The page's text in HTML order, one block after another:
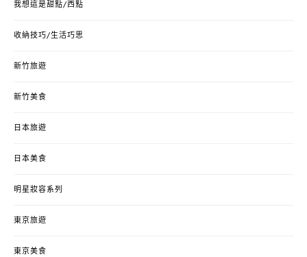
我想這是甜點/西點
收納技巧/生活巧思
新竹旅遊
新竹美食
日本旅遊
日本美食
明星妝容系列
東京旅遊
東京美食